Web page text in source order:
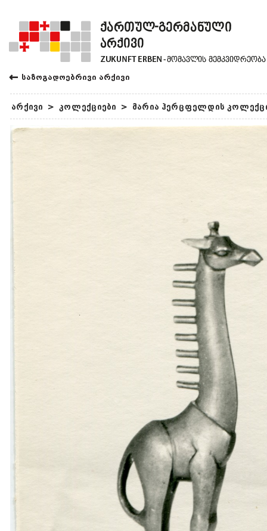
← საზოგადოებრივი არქივი
არქივი > კოლექციები > მარია ჰერცფელდის